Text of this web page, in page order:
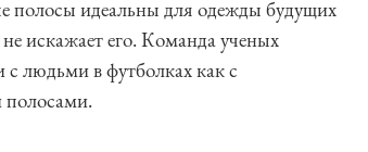
полосы идеальны для одежды будущих
искажает его. Команда ученых
людьми в футболках как с
полосами.